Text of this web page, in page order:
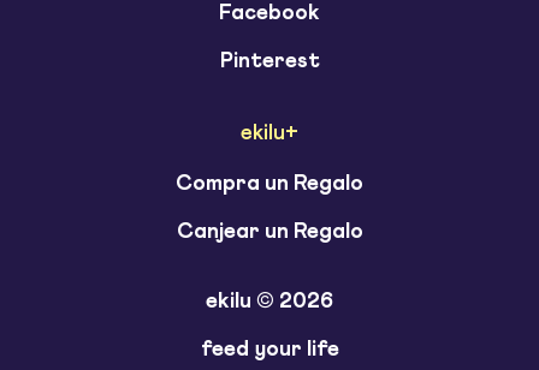
Facebook
Pinterest
ekilu+
Compra un Regalo
Canjear un Regalo
ekilu © 2026
feed your life